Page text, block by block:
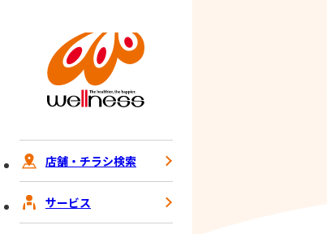
店舗・チラシ検索
サービス